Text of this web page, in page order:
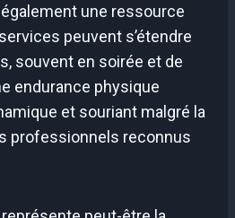
une ressource
peuvent s’étendre
souvent en soirée et de
endurance physique
et souriant malgré la
professionnels reconnus